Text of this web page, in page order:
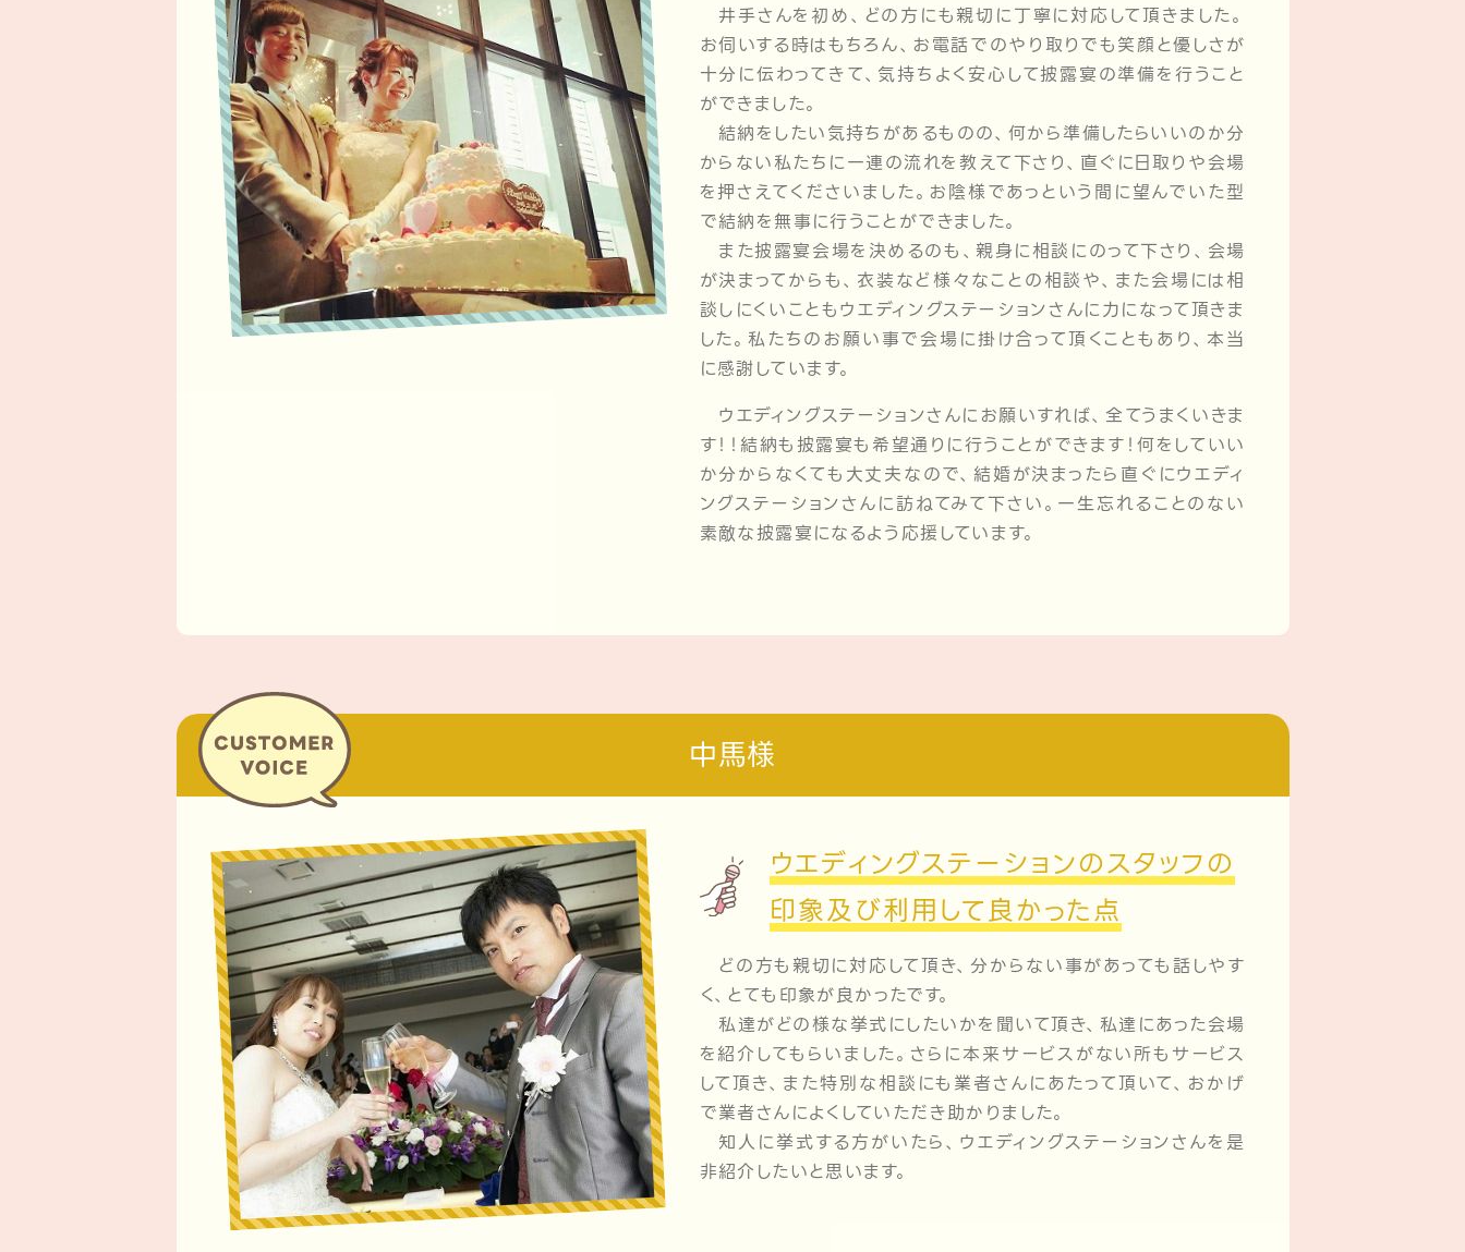
井手さんを初め、どの方にも親切に丁寧に対応して頂きました。
お伺いする時はもちろん、お電話でのやり取りでも笑顔と優しさが
十分に伝わってきて、気持ちよく安心して披露宴の準備を行うこと
ができました。
結納をしたい気持ちがあるものの、何から準備したらいいのか分
からない私たちに一連の流れを教えて下さり、直ぐに日取りや会場
を押さえてくださいました。お陰様であっという間に望んでいた型
で結納を無事に行うことができました。
また披露宴会場を決めるのも、親身に相談にのって下さり、会場
が決まってからも、衣装など様々なことの相談や、また会場には相
談しにくいこともウエディングステーションさんに力になって頂きま
した。私たちのお願い事で会場に掛け合って頂くこともあり、本当
に感謝しています。
ウエディングステーションさんにお願いすれば、全てうまくいきま
す！！結納も披露宴も希望通りに行うことができます！何をしていい
か分からなくても大丈夫なので、結婚が決まったら直ぐにウエディ
ングステーションさんに訪ねてみて下さい。一生忘れることのない
素敵な披露宴になるよう応援しています。
中馬様
ウエディングステーションのスタッフの
印象及び利用して良かった点
どの方も親切に対応して頂き、分からない事があっても話しやす
く、とても印象が良かったです。
私達がどの様な挙式にしたいかを聞いて頂き、私達にあった会場
を紹介してもらいました。さらに本来サービスがない所もサービス
して頂き、また特別な相談にも業者さんにあたって頂いて、おかげ
で業者さんによくしていただき助かりました。
知人に挙式する方がいたら、ウエディングステーションさんを是
非紹介したいと思います。